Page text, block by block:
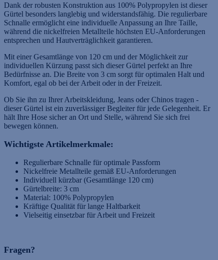
Dank der robusten Konstruktion aus 100% Polypropylen ist dieser
Gürtel besonders langlebig und widerstandsfähig. Die regulierbare
Schnalle ermöglicht eine individuelle Anpassung an Ihre Taille,
während die nickelfreien Metallteile höchsten EU-Anforderungen
entsprechen und Hautverträglichkeit garantieren.
Mit einer Gesamtlänge von 120 cm und der Möglichkeit zur
individuellen Kürzung passt sich dieser Gürtel perfekt an Ihre
Bedürfnisse an. Die Breite von 3 cm sorgt für optimalen Halt und
Komfort, egal ob bei der Arbeit oder in der Freizeit.
Ob Sie ihn zu Ihrer Arbeitskleidung, Jeans oder Chinos tragen -
dieser Gürtel ist ein zuverlässiger Begleiter für jede Gelegenheit. Er
hält Ihre Hose sicher an Ort und Stelle, während Sie sich frei
bewegen können.
Wichtigste Artikelmerkmale:
Regulierbare Schnalle für optimale Passform
Nickelfreie Metallteile gemäß EU-Anforderungen
Individuell kürzbar (Gesamtlänge 120 cm)
Gürtelbreite: 3 cm
Material: 100% Polypropylen
Kräftige Qualität für lange Haltbarkeit
Vielseitig einsetzbar für Arbeit und Freizeit
Fragen?